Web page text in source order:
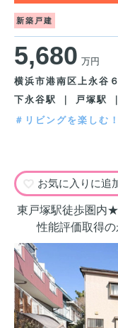
新築戸建
5,680 万円
横浜市港南区上永谷
下永谷駅 ｜ 戸塚駅
＃リビングを楽しむ！
お気に入りに追
東戸塚駅徒歩圏内
性能評価取得の